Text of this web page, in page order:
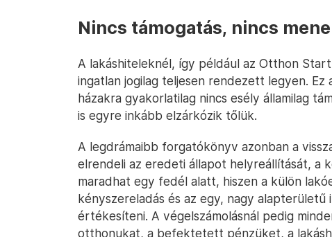
Nincs támogatás, nincs
A lakáshiteleknél, így például az Otthon
ingatlan jogilag teljesen rendezett legyen.
házakra gyakorlatilag nincs esély államilag
is egyre inkább elzárkózik tőlük.
A legdrámaibb forgatókönyv azonban a
elrendeli az eredeti állapot helyreállítását, a
maradhat egy fedél alatt, hiszen a külön
kényszereladás és az egy, nagy alapterületű
értékesíteni. A végelszámolásnál pedig
otthonukat, a befektetett pénzüket, a